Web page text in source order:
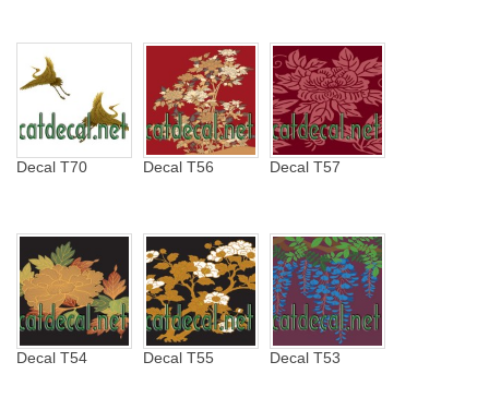
Decal T70 Decal T56 Decal T57
Decal T54 Decal T55 Decal T53